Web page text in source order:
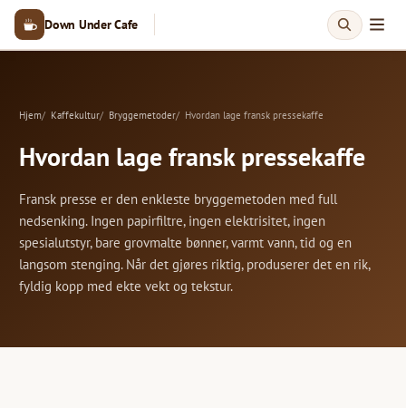
Down Under Cafe
Hjem Kaffekultur Bryggemetoder Hvordan lage fransk pressekaffe
Hvordan lage fransk pressekaffe
Fransk presse er den enkleste bryggemetoden med full
nedsenking. Ingen papirfiltre, ingen elektrisitet, ingen
spesialutstyr, bare grovmalte bønner, varmt vann, tid og en
langsom stenging. Når det gjøres riktig, produserer det en rik,
fyldig kopp med ekte vekt og tekstur.